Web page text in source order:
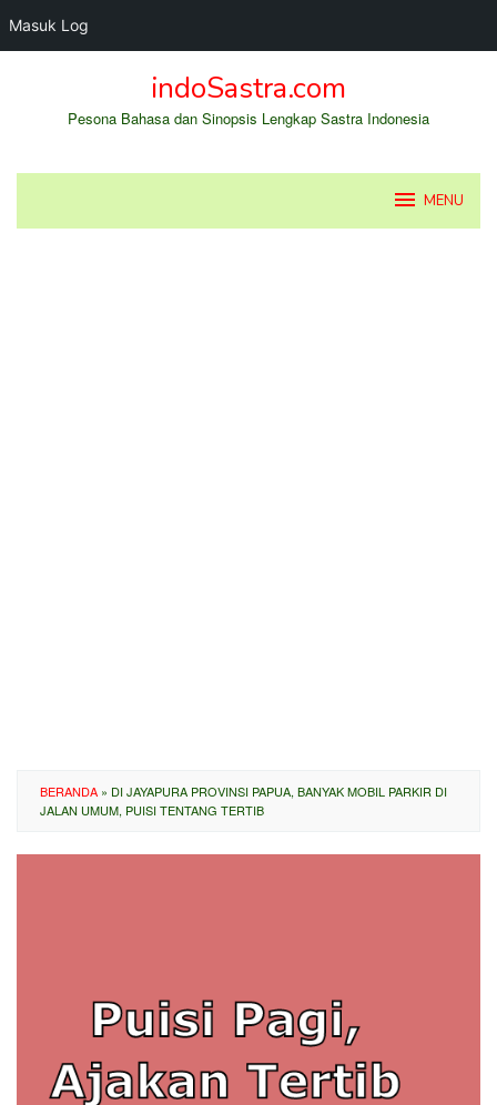
Masuk Log
indoSastra.com
Pesona Bahasa dan Sinopsis Lengkap Sastra Indonesia
MENU
BERANDA » DI JAYAPURA PROVINSI PAPUA, BANYAK MOBIL PARKIR DI
JALAN UMUM, PUISI TENTANG TERTIB